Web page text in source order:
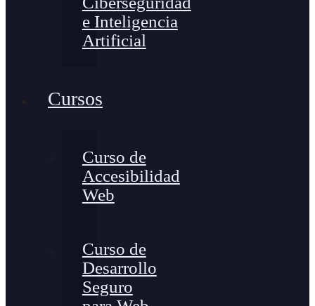
e Inteligencia
Artificial
Cursos
Curso de
Accesibilidad
Web
Curso de
Desarrollo
Seguro